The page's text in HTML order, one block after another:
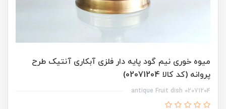
میوه خوری نیم گود پایه دار فلزی آبکاری آنتیک طرح
پروانه (کد کالا 02071204)
02071204 antique Fruit dish